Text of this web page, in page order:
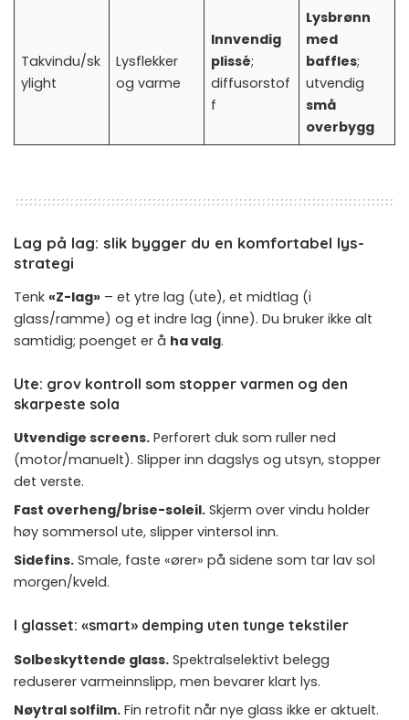
Takvindu/sk
ylight
Lysflekker
og varme
Innvendig
plissé;
diffusorstof
f
Lysbrønn
med
baffles;
utvendig
små
overbygg
Lag på lag: slik bygger du en komfortabel lys-
strategi
Tenk «Z-lag» – et ytre lag (ute), et midtlag (i
glass/ramme) og et indre lag (inne). Du bruker ikke alt
samtidig; poenget er å ha valg.
Ute: grov kontroll som stopper varmen og den
skarpeste sola
Utvendige screens. Perforert duk som ruller ned
(motor/manuelt). Slipper inn dagslys og utsyn, stopper
det verste.
Fast overheng/brise-soleil. Skjerm over vindu holder
høy sommersol ute, slipper vintersol inn.
Sidefins. Smale, faste «ører» på sidene som tar lav sol
morgen/kveld.
I glasset: «smart» demping uten tunge tekstiler
Solbeskyttende glass. Spektralselektivt belegg
reduserer varmeinnslipp, men bevarer klart lys.
Nøytral solfilm. Fin retrofit når nye glass ikke er aktuelt.